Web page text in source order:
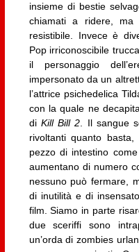
insieme di bestie
chiamati a ridere,
resistibile. Invece è
Pop irriconoscibile
il personaggio
impersonato da un
l’attrice psichedelica
con la quale ne
di Kill Bill 2 . Il sangue
rivoltanti quanto
pezzo di intestino
aumentano di numero
nessuno può fermare,
di inutilità e di
film. Siamo in parte
due sceriffi sono
un’orda di zombies